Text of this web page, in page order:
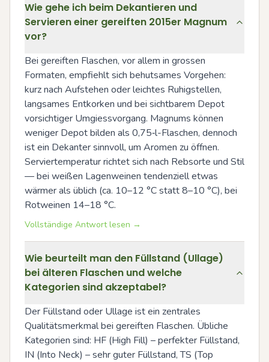
Wie gehe ich beim Dekantieren und
Servieren einer gereiften 2015er Magnum
vor?
Bei gereiften Flaschen, vor allem in grossen
Formaten, empfiehlt sich behutsames Vorgehen:
kurz nach Aufstehen oder leichtes Ruhigstellen,
langsames Entkorken und bei sichtbarem Depot
vorsichtiger Umgiessvorgang. Magnums können
weniger Depot bilden als 0,75‑l-Flaschen, dennoch
ist ein Dekanter sinnvoll, um Aromen zu öffnen.
Serviertemperatur richtet sich nach Rebsorte und Stil
— bei weißen Lagenweinen tendenziell etwas
wärmer als üblich (ca. 10–12 °C statt 8–10 °C), bei
Rotweinen 14–18 °C.
Vollständige Antwort lesen →
Wie beurteilt man den Füllstand (Ullage)
bei älteren Flaschen und welche
Kategorien sind akzeptabel?
Der Füllstand oder Ullage ist ein zentrales
Qualitätsmerkmal bei gereiften Flaschen. Übliche
Kategorien sind: HF (High Fill) – perfekter Füllstand,
IN (Into Neck) – sehr guter Füllstand, TS (Top